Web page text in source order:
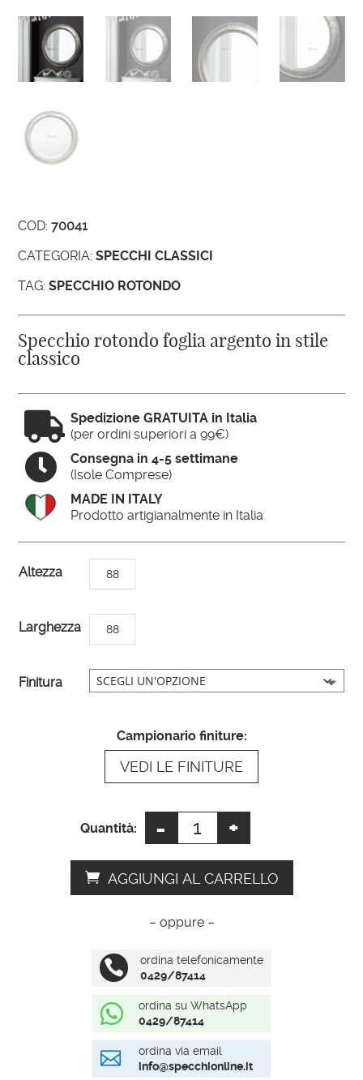
COD:70041
CATEGORIA:SPECCHI CLASSICI
TAG:SPECCHIO ROTONDO
Specchio rotondo foglia argento in stile
classico
 Spedizione GRATUITA in Italia
(per ordini superiori a 99€)

Consegna in 4-5 settimane
(Isole Comprese)
MADE IN ITALY
Prodotto artigianalmente in Italia
Altezza 88
Larghezza 88
Finitura
Campionario finiture:
VEDI LE FINITURE
Quantità: -
Specchio
rotondo
quantità
+
AGGIUNGI AL CARRELLO
A
e
n
– oppure –

ordina telefonicamente
0429/87414

ordina su WhatsApp
0429/87414

ordina via email
info@specchionline.it